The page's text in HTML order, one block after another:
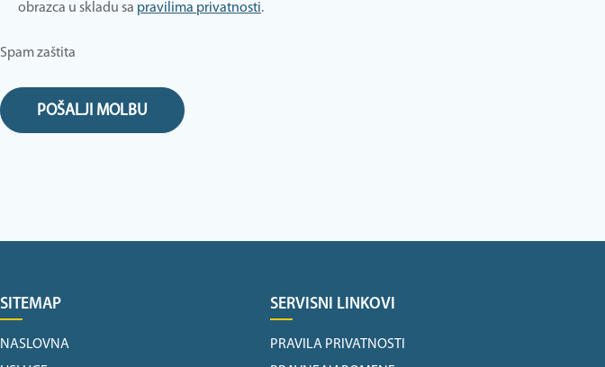
obrazca u skladu sa pravilima privatnosti.
Spam zaštita
POŠALJI MOLBU
SITEMAP
NASLOVNA
SERVISNI LINKOVI
PRAVILA PRIVATNOSTI